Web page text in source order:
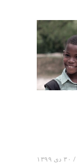
۳۰ دی ۱۳۹۹